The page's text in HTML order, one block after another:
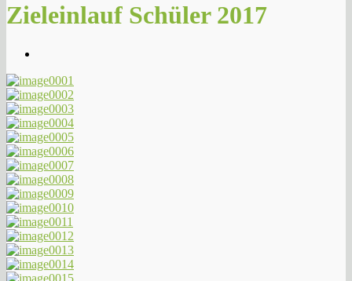
Zieleinlauf Schüler 2017